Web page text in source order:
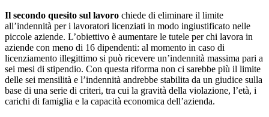
Il secondo quesito sul lavoro chiede di eliminare il limite
all’indennità per i lavoratori licenziati in modo ingiustificato nelle
piccole aziende. L’obiettivo è aumentare le tutele per chi lavora in
aziende con meno di 16 dipendenti: al momento in caso di
licenziamento illegittimo si può ricevere un’indennità massima pari a
sei mesi di stipendio. Con questa riforma non ci sarebbe più il limite
delle sei mensilità e l’indennità andrebbe stabilita da un giudice sulla
base di una serie di criteri, tra cui la gravità della violazione, l’età, i
carichi di famiglia e la capacità economica dell’azienda.